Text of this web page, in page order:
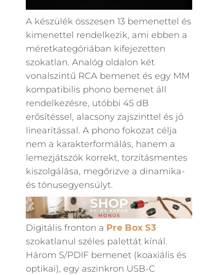
A készülék összesen 13 bemenettel és
kimenettel rendelkezik, ami ebben a
méretkategóriában kifejezetten
szokatlan. Analóg oldalon két
vonalszintű RCA bemenet és egy MM
kompatibilis phono bemenet áll
rendelkezésre, utóbbi 45 dB
erősítéssel, alacsony zajszinttel és jó
linearitással. A phono fokozat célja
nem a karakterformálás, hanem a
lemezjátszók korrekt, torzításmentes
kiszolgálása, megőrizve a dinamika-
és tónusegyensúlyt.
Digitális fronton a Pre Box S3
szokatlanul széles palettát kínál.
Három S/PDIF bemenet (koaxiális és
optikai), egy aszinkron USB-C